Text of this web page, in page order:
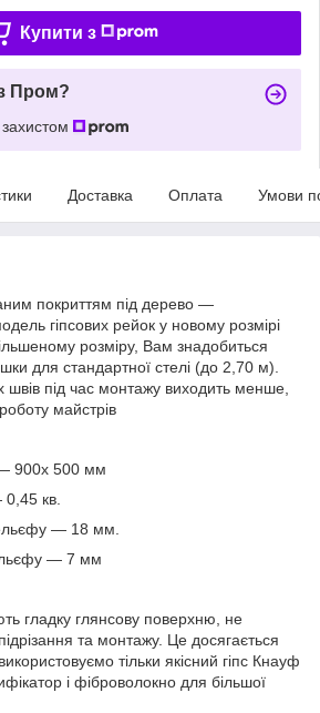
Купити з
Пром?
Доставка Оплата Умови
покриттям під дерево —
гіпсових рейок у новому розмірі
розміру, Вам знадобиться
для стандартної стелі (до 2,70 м).
швів під час монтажу виходить менше,
майстрів
900х 500 мм
кв.
— 18 мм.
— 7 мм
гладку глянсову поверхню, не
та монтажу. Це досягається
тільки якісний гіпс Кнауф
і фіброволокно для більшої